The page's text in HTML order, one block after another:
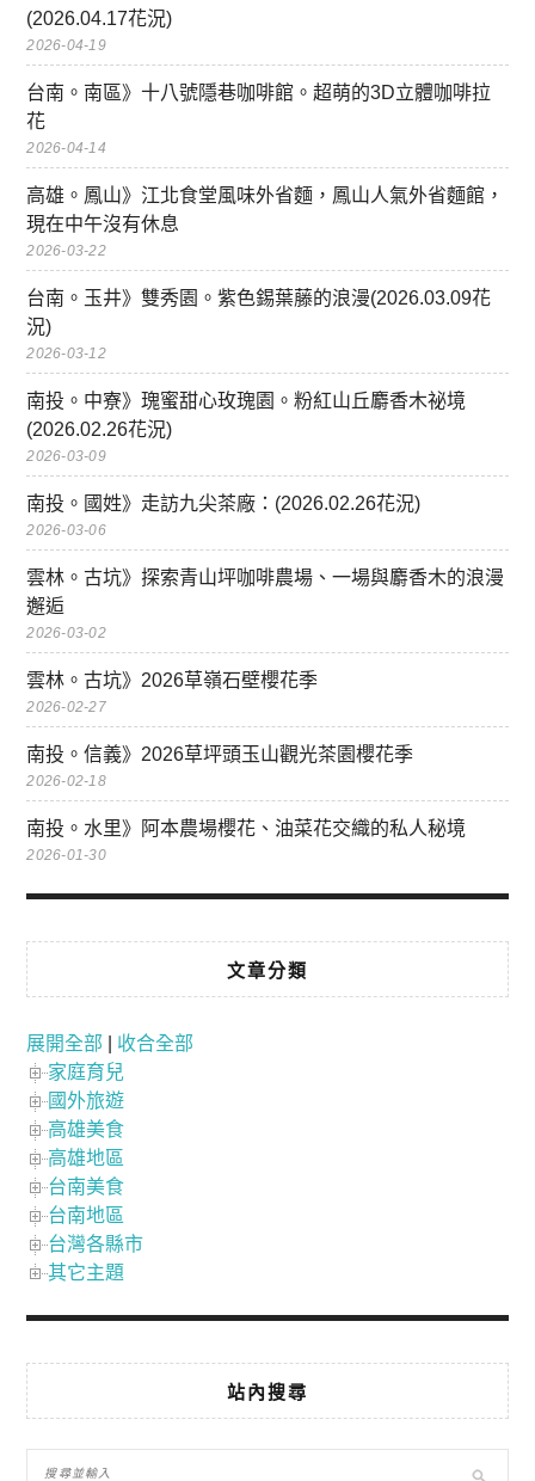
(2026.04.17花況)
2026-04-19
台南。南區》十八號隱巷咖啡館。超萌的3D立體咖啡拉
花
2026-04-14
高雄。鳳山》江北食堂風味外省麵，鳳山人氣外省麵館，
現在中午沒有休息
2026-03-22
台南。玉井》雙秀園。紫色錫葉藤的浪漫(2026.03.09花
況)
2026-03-12
南投。中寮》瑰蜜甜心玫瑰園。粉紅山丘麝香木祕境
(2026.02.26花況)
2026-03-09
南投。國姓》走訪九尖茶廠：(2026.02.26花況)
2026-03-06
雲林。古坑》探索青山坪咖啡農場、一場與麝香木的浪漫
邂逅
2026-03-02
雲林。古坑》2026草嶺石壁櫻花季
2026-02-27
南投。信義》2026草坪頭玉山觀光茶園櫻花季
2026-02-18
南投。水里》阿本農場櫻花、油菜花交織的私人秘境
2026-01-30
文章分類
展開全部
收合全部
家庭育兒
國外旅遊
高雄美食
高雄地區
台南美食
台南地區
台灣各縣市
其它主題
站內搜尋